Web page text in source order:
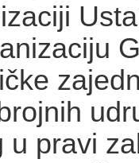
u pravi